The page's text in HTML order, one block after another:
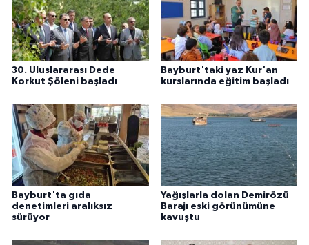
30. Uluslararası Dede
Korkut Şöleni başladı
Bayburt'taki yaz Kur'an
kurslarında eğitim başladı
Bayburt'ta gıda
denetimleri aralıksız
sürüyor
Yağışlarla dolan Demirözü
Barajı eski görünümüne
kavuştu